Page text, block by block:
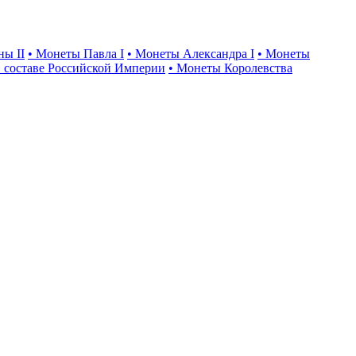
II • Монеты Павла I • Монеты Александра I • Монеты
Российской Империи • Монеты Королевства